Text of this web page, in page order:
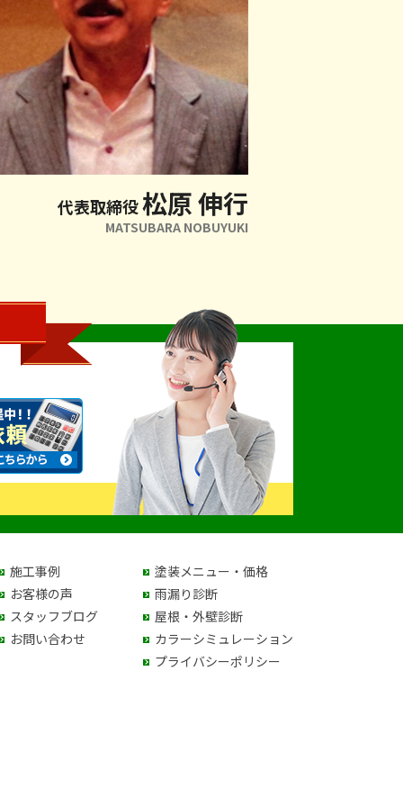
代表取締役松原 伸行
MATSUBARA NOBUYUKI
施工事例
お客様の声
スタッフブログ
お問い合わせ
塗装メニュー・価格
雨漏り診断
屋根・外壁診断
カラーシミュレーション
プライバシーポリシー